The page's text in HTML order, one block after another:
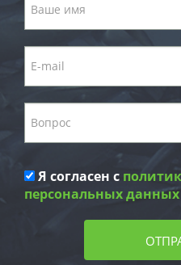
Я согласен с
персональных данных